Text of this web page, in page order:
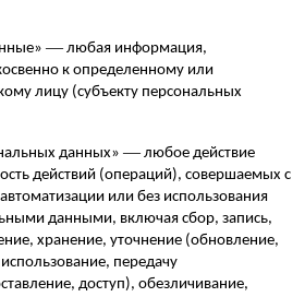
— любая информация,
к определенному или
лицу (субъекту персональных
данных» — любое действие
действий (операций), совершаемых с
или без использования
данными, включая сбор, запись,
хранение, уточнение (обновление,
передачу
доступ), обезличивание,